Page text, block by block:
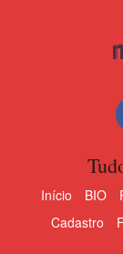
Início BIO
Cadastro